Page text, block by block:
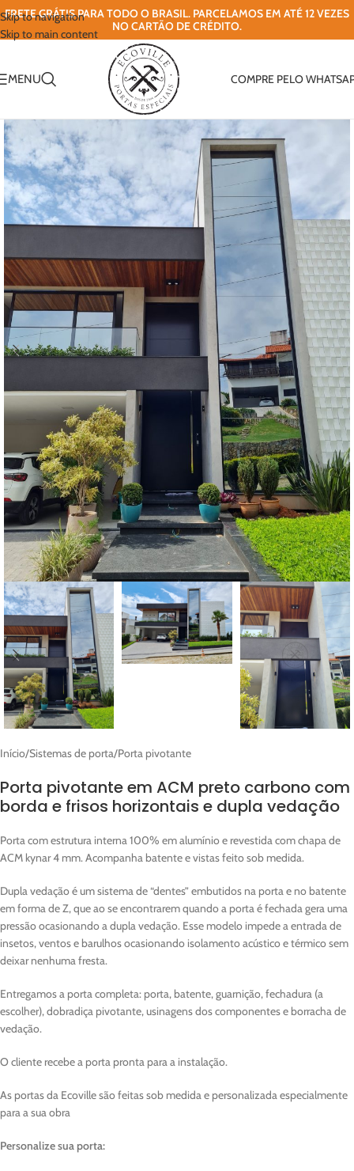
Skip to navigation
Skip to main content
FRETE GRÁTIS PARA TODO O BRASIL. PARCELAMOS EM ATÉ 12 VEZES
NO CARTÃO DE CRÉDITO.
MENU COMPRE PELO
Início/Sistemas de porta/Porta pivotante
Porta pivotante em ACM preto carbono com
borda e frisos horizontais e dupla vedação
Porta com estrutura interna 100% em alumínio e revestida com chapa de
ACM kynar 4 mm. Acompanha batente e vistas feito sob medida.
Dupla vedação é um sistema de “dentes” embutidos na porta e no batente
em forma de Z, que ao se encontrarem quando a porta é fechada gera uma
pressão ocasionando a dupla vedação. Esse modelo impede a entrada de
insetos, ventos e barulhos ocasionando isolamento acústico e térmico sem
deixar nenhuma fresta.
Entregamos a porta completa: porta, batente, guarnição, fechadura (a
escolher), dobradiça pivotante, usinagens dos componentes e borracha de
vedação.
O cliente recebe a porta pronta para a instalação.
As portas da Ecoville são feitas sob medida e personalizada especialmente
para a sua obra
Personalize sua porta: